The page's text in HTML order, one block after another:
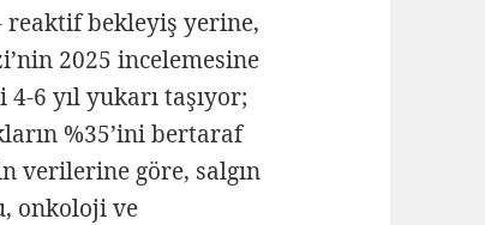
reaktif bekleyiş yerine,
2025 incelemesine
6 yıl yukarı taşıyor;
%35’ini bertaraf
verilerine göre, salgın
onkoloji ve